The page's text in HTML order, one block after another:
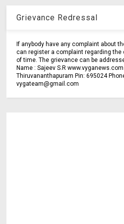
Grievance Redressal
If anybody have any complaint about
can register a complaint regarding the
of time. The grievance can be
Name : Sajeev S.R
Thiruvananthapuram Pin: 695024
vygateam@gmail.com